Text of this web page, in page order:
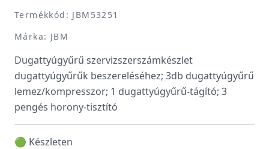
Termékkód: JBM53251
Márka: JBM
Dugattyúgyűrű szervizszerszámkészlet
dugattyúgyűrűk beszereléséhez; 3db dugattyúgyűrű
lemez/kompresszor; 1 dugattyúgyűrű-tágító; 3
pengés horony-tisztító
🟢 Készleten